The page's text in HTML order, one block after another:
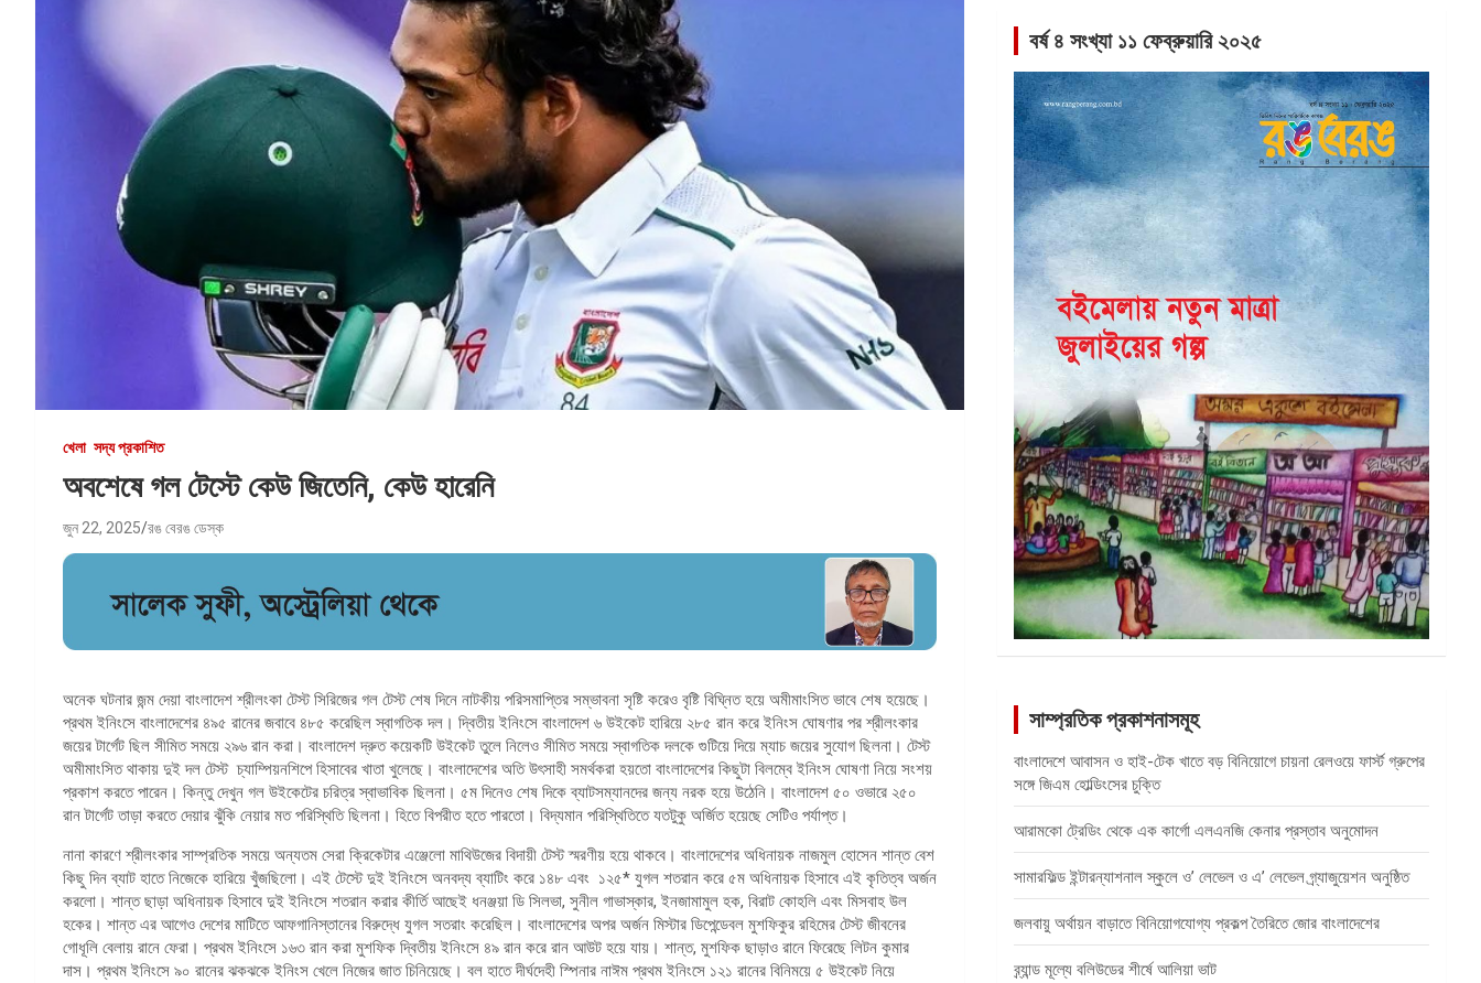
খেলা সদ্য প্রকাশিত
অবশেষে গল টেস্টে কেউ জিতেনি, কেউ হারেনি
জুন 22, 2025 রঙ বেরঙ ডেস্ক
অনেক ঘটনার জন্ম দেয়া বাংলাদেশ শ্রীলংকা টেস্ট সিরিজের গল টেস্ট শেষ দিনে নাটকীয় পরিসমাপ্তির সম্ভাবনা সৃষ্টি করেও বৃষ্টি বিঘ্নিত হয়ে অমীমাংসিত ভাবে শেষ হয়েছে।
প্রথম ইনিংসে বাংলাদেশের ৪৯৫ রানের জবাবে ৪৮৫ করেছিল স্বাগতিক দল। দ্বিতীয় ইনিংসে বাংলাদেশ ৬ উইকেট হারিয়ে ২৮৫ রান করে ইনিংস ঘোষণার পর শ্রীলংকার
জয়ের টার্গেট ছিল সীমিত সময়ে ২৯৬ রান করা। বাংলাদেশ দ্রুত কয়েকটি উইকেট তুলে নিলেও সীমিত সময়ে স্বাগতিক দলকে গুটিয়ে দিয়ে ম্যাচ জয়ের সুযোগ ছিলনা। টেস্ট
অমীমাংসিত থাকায় দুই দল টেস্ট চ্যাম্পিয়নশিপে হিসাবের খাতা খুলেছে। বাংলাদেশের অতি উৎসাহী সমর্থকরা হয়তো বাংলাদেশের কিছুটা বিলম্বে ইনিংস ঘোষণা নিয়ে সংশয়
প্রকাশ করতে পারেন। কিন্তু দেখুন গল উইকেটের চরিত্র স্বাভাবিক ছিলনা। ৫ম দিনেও শেষ দিকে ব্যাটসম্যানদের জন্য নরক হয়ে উঠেনি। বাংলাদেশ ৫০ ওভারে ২৫০
রান টার্গেট তাড়া করতে দেয়ার ঝুঁকি নেয়ার মত পরিস্থিতি ছিলনা। হিতে বিপরীত হতে পারতো। বিদ্যমান পরিস্থিতিতে যতটুকু অর্জিত হয়েছে সেটিও পর্যাপ্ত।
নানা কারণে শ্রীলংকার সাম্প্রতিক সময়ে অন্যতম সেরা ক্রিকেটার এঞ্জেলো মাথিউজের বিদায়ী টেস্ট স্মরণীয় হয়ে থাকবে। বাংলাদেশের অধিনায়ক নাজমুল হোসেন শান্ত বেশ
কিছু দিন ব্যাট হাতে নিজেকে হারিয়ে খুঁজছিলো। এই টেস্টে দুই ইনিংসে অনবদ্য ব্যাটিং করে ১৪৮ এবং ১২৫* যুগল শতরান করে ৫ম অধিনায়ক হিসাবে এই কৃতিত্ব অর্জন
করলো। শান্ত ছাড়া অধিনায়ক হিসাবে দুই ইনিংসে শতরান করার কীর্তি আছেই ধনঞ্জয়া ডি সিলভা, সুনীল গাভাস্কার, ইনজামামুল হক, বিরাট কোহলি এবং মিসবাহ উল
হকের। শান্ত এর আগেও দেশের মাটিতে আফগানিস্তানের বিরুদ্ধে যুগল সতরাং করেছিল। বাংলাদেশের অপর অর্জন মিস্টার ডিপেন্ডেবল মুশফিকুর রহিমের টেস্ট জীবনের
গোধূলি বেলায় রানে ফেরা। প্রথম ইনিংসে ১৬৩ রান করা মুশফিক দ্বিতীয় ইনিংসে ৪৯ রান করে রান আউট হয়ে যায়। শান্ত, মুশফিক ছাড়াও রানে ফিরেছে লিটন কুমার
দাস। প্রথম ইনিংসে ৯০ রানের ঝকঝকে ইনিংস খেলে নিজের জাত চিনিয়েছে। বল হাতে দীর্ঘদেহী স্পিনার নাঈম প্রথম ইনিংসে ১২১ রানের বিনিময়ে ৫ উইকেট নিয়ে
বর্ষ ৪ সংখ্যা ১১ ফেব্রুয়ারি ২০২৫
সাম্প্রতিক প্রকাশনাসমূহ
বাংলাদেশে আবাসন ও হাই-টেক খাতে বড় বিনিয়োগে চায়না রেলওয়ে ফার্স্ট গ্রুপের
সঙ্গে জিএম হোল্ডিংসের চুক্তি
আরামকো ট্রেডিং থেকে এক কার্গো এলএনজি কেনার প্রস্তাব অনুমোদন
সামারফিল্ড ইন্টারন্যাশনাল স্কুলে ও’ লেভেল ও এ’ লেভেল গ্র্যাজুয়েশন অনুষ্ঠিত
জলবায়ু অর্থায়ন বাড়াতে বিনিয়োগযোগ্য প্রকল্প তৈরিতে জোর বাংলাদেশের
ব্র্যান্ড মূল্যে বলিউডের শীর্ষে আলিয়া ভাট